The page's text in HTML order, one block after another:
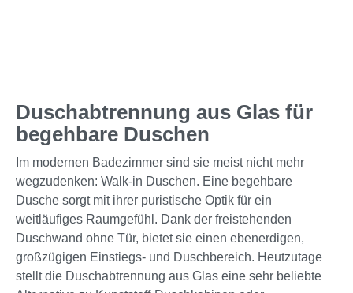
Duschabtrennung aus Glas für
begehbare Duschen
Im modernen Badezimmer sind sie meist nicht mehr
wegzudenken: Walk-in Duschen. Eine begehbare
Dusche sorgt mit ihrer puristische Optik für ein
weitläufiges Raumgefühl. Dank der freistehenden
Duschwand ohne Tür, bietet sie einen ebenerdigen,
großzügigen Einstiegs- und Duschbereich. Heutzutage
stellt die Duschabtrennung aus Glas eine sehr beliebte